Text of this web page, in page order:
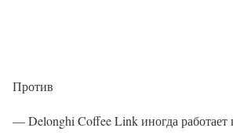
Против
— Delonghi Coffee Link иногда работает